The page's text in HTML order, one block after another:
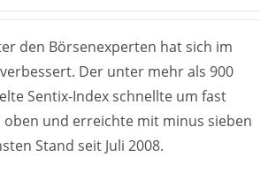
den Börsenexperten hat sich im
Der unter mehr als 900
Sentix-Index schnellte um fast
oben und erreichte mit minus sieben
Stand seit Juli 2008.